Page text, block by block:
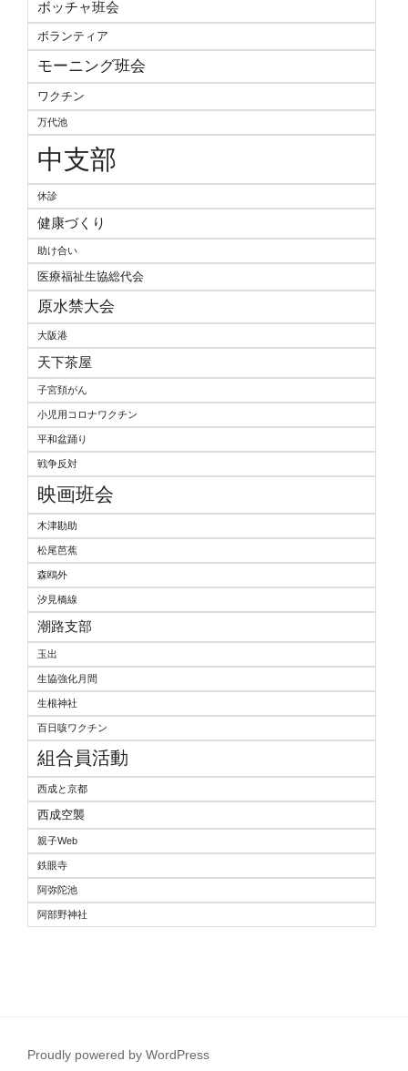
ボッチャ班会
ボランティア
モーニング班会
ワクチン
万代池
中支部
休診
健康づくり
助け合い
医療福祉生協総代会
原水禁大会
大阪港
天下茶屋
子宮頚がん
小児用コロナワクチン
平和盆踊り
戦争反対
映画班会
木津勘助
松尾芭蕉
森鴎外
汐見橋線
潮路支部
玉出
生協強化月間
生根神社
百日咳ワクチン
組合員活動
西成と京都
西成空襲
親子Web
鉄眼寺
阿弥陀池
阿部野神社
Proudly powered by WordPress